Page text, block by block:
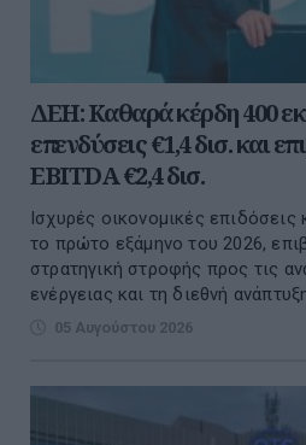
ΔΕΗ: Καθαρά κέρδη 400
επενδύσεις €1,4 δισ. και
EBITDA €2,4 δισ.
Ισχυρές οικονομικές
το πρώτο εξάμηνο του 2026,
στρατηγική στροφής προς τις
ενέργειας και τη διεθνή
05 Αυγούστου 2026